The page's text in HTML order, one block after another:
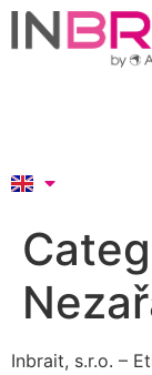
Inbrait, s.r.o. –